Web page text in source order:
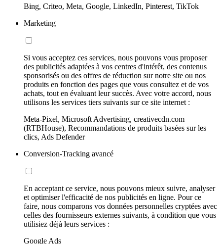
Bing, Criteo, Meta, Google, LinkedIn, Pinterest, TikTok
Marketing
Si vous acceptez ces services, nous pouvons vous proposer
des publicités adaptées à vos centres d'intérêt, des contenus
sponsorisés ou des offres de réduction sur notre site ou nos
produits en fonction des pages que vous consultez et de vos
achats, tout en évaluant leur succès. Avec votre accord, nous
utilisons les services tiers suivants sur ce site internet :
Meta-Pixel, Microsoft Advertising, creativecdn.com
(RTBHouse), Recommandations de produits basées sur les
clics, Ads Defender
Conversion-Tracking avancé
En acceptant ce service, nous pouvons mieux suivre, analyser
et optimiser l'efficacité de nos publicités en ligne. Pour ce
faire, nous comparons vos données personnelles cryptées avec
celles des fournisseurs externes suivants, à condition que vous
utilisiez déjà leurs services :
Google Ads